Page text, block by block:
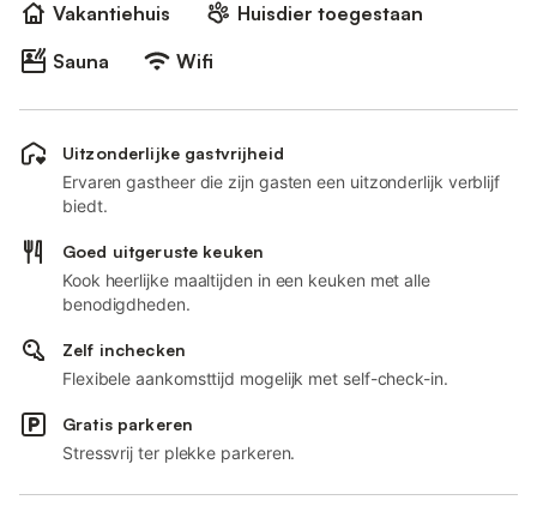
Vakantiehuis
Huisdier toegestaan
Sauna
Wifi
Uitzonderlijke gastvrijheid
Ervaren gastheer die zijn gasten een uitzonderlijk verblijf
biedt.
Goed uitgeruste keuken
Kook heerlijke maaltijden in een keuken met alle
benodigdheden.
Zelf inchecken
Flexibele aankomsttijd mogelijk met self-check-in.
Gratis parkeren
Stressvrij ter plekke parkeren.